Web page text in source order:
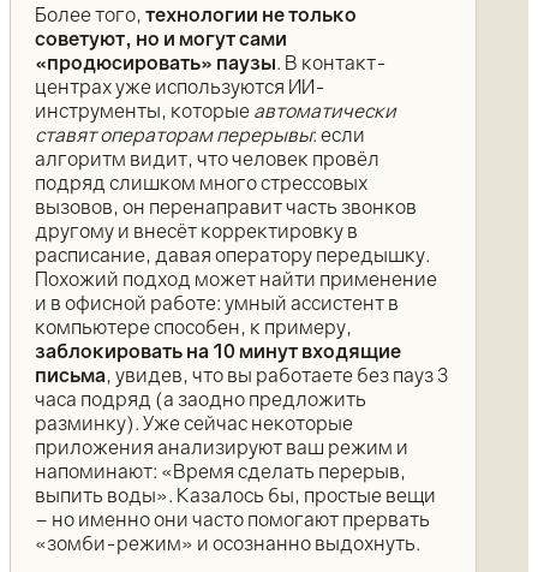
Более того, технологии не только
советуют, но и могут сами
«продюсировать» паузы. В контакт-
центрах уже используются ИИ-
инструменты, которые автоматически
ставят операторам перерывы: если
алгоритм видит, что человек провёл
подряд слишком много стрессовых
вызовов, он перенаправит часть звонков
другому и внесёт корректировку в
расписание, давая оператору передышку.
Похожий подход может найти применение
и в офисной работе: умный ассистент в
компьютере способен, к примеру,
заблокировать на 10 минут входящие
письма, увидев, что вы работаете без пауз 3
часа подряд (а заодно предложить
разминку). Уже сейчас некоторые
приложения анализируют ваш режим и
напоминают: «Время сделать перерыв,
выпить воды». Казалось бы, простые вещи
– но именно они часто помогают прервать
«зомби-режим» и осознанно выдохнуть.